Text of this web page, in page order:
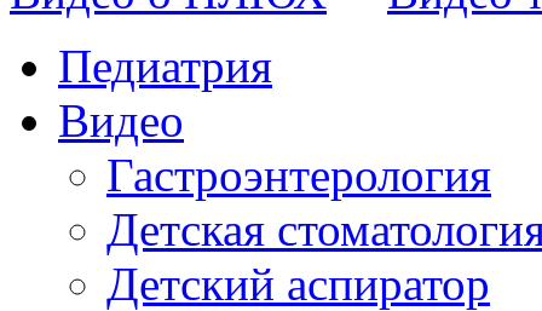
Педиатрия
Видео
Гастроэнтерология
Детская
Детский аспиратор